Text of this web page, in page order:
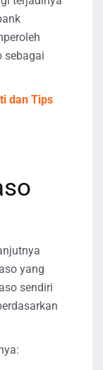
sebagai
dan Tips
yang
sendiri